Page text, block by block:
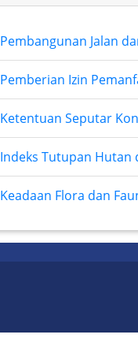
Pembangunan Jalan
Pemberian Izin
Ketentuan Seputar
Indeks Tutupan Hutan
Keadaan Flora dan